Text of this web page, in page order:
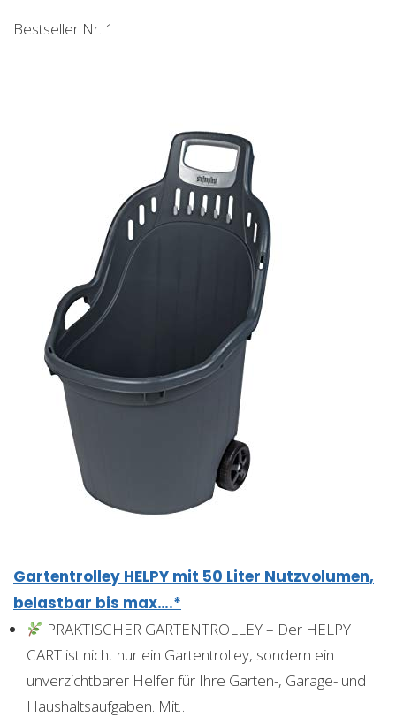
Bestseller Nr. 1
Gartentrolley HELPY mit 50 Liter Nutzvolumen,
belastbar bis max….*
PRAKTISCHER GARTENTROLLEY – Der HELPY
CART ist nicht nur ein Gartentrolley, sondern ein
unverzichtbarer Helfer für Ihre Garten-, Garage- und
Haushaltsaufgaben. Mit…